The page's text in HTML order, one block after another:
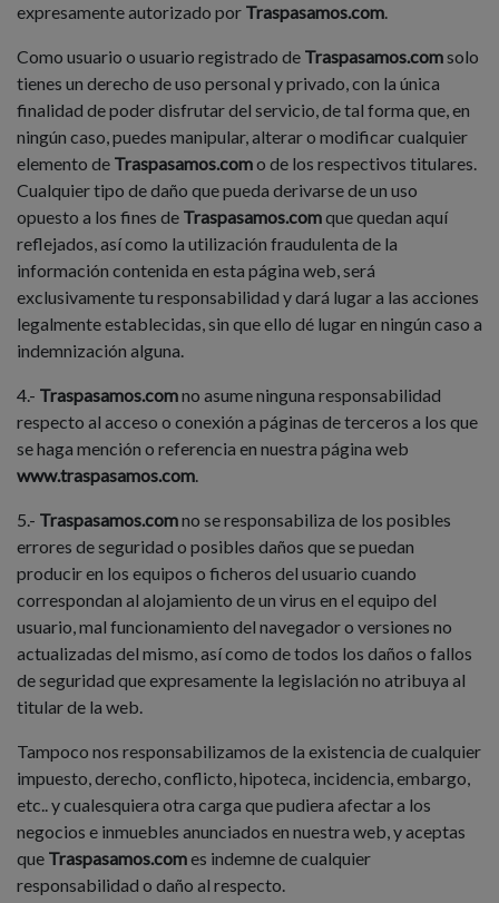
expresamente autorizado por Traspasamos.com.
Como usuario o usuario registrado de Traspasamos.comsolo
tienes un derecho de uso personal y privado, con la única
finalidad de poder disfrutar del servicio, de tal forma que, en
ningún caso, puedes manipular, alterar o modificar cualquier
elemento de Traspasamos.como de los respectivos titulares.
Cualquier tipo de daño que pueda derivarse de un uso
opuesto a los fines de Traspasamos.comque quedan aquí
reflejados, así como la utilización fraudulenta de la
información contenida en esta página web, será
exclusivamente tu responsabilidad y dará lugar a las acciones
legalmente establecidas, sin que ello dé lugar en ningún caso a
indemnización alguna.
4.- Traspasamos.comno asume ninguna responsabilidad
respecto al acceso o conexión a páginas de terceros a los que
se haga mención o referencia en nuestra página web
www.traspasamos.com.
5.- Traspasamos.comno se responsabiliza de los posibles
errores de seguridad o posibles daños que se puedan
producir en los equipos o ficheros del usuario cuando
correspondan al alojamiento de un virus en el equipo del
usuario, mal funcionamiento del navegador o versiones no
actualizadas del mismo, así como de todos los daños o fallos
de seguridad que expresamente la legislación no atribuya al
titular de la web.
Tampoco nos responsabilizamos de la existencia de cualquier
impuesto, derecho, conflicto, hipoteca, incidencia, embargo,
etc.. y cualesquiera otra carga que pudiera afectar a los
negocios e inmuebles anunciados en nuestra web, y aceptas
que Traspasamos.comes indemne de cualquier
responsabilidad o daño al respecto.